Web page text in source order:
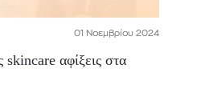
01 Νοεμβρίου 2024
αφίξεις στα